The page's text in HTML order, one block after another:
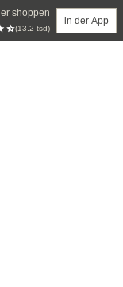
shoppen
(13.2 tsd)
in der App